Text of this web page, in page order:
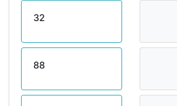
32
88